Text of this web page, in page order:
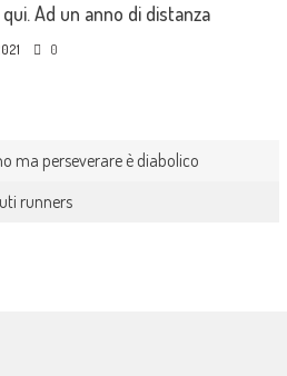
Ad un anno di distanza
0
ma perseverare è diabolico
runners